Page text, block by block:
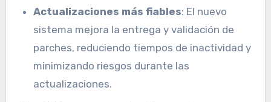
Actualizaciones más fiables: El nuevo
sistema mejora la entrega y validación de
parches, reduciendo tiempos de inactividad y
minimizando riesgos durante las
actualizaciones.